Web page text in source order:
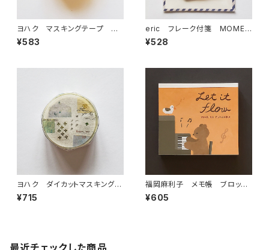
ヨハク マスキングテープ ラ
ボラトリー Y-189
¥583
eric フレーク付箋 MOMEN
T LOG飛行機 60-011
¥528
ヨハク ダイカットマスキングテ
ープ ソナタ YD-006
¥715
福岡麻利子 メモ帳 ブロック
メモ Let it flow くまピアノ
¥605
最近チェックした商品